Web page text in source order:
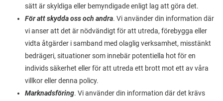
sätt är skyldiga eller bemyndigade enligt lag att göra det.
För att skydda oss och andra. Vi använder din information där
vi anser att det är nödvändigt för att utreda, förebygga eller
vidta åtgärder i samband med olaglig verksamhet, misstänkt
bedrägeri, situationer som innebär potentiella hot för en
individs säkerhet eller för att utreda ett brott mot ett av våra
villkor eller denna policy.
Marknadsföring. Vi använder din information där det krävs